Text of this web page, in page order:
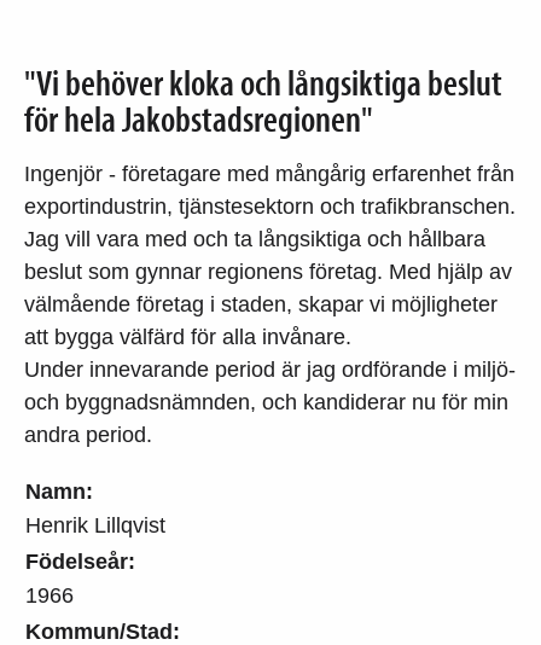
Namn:
Henrik Lillqvist
Födelseår:
1966
Kommun/Stad:
"Vi behöver kloka och långsiktiga beslut
för hela Jakobstadsregionen"
Ingenjör - företagare med mångårig erfarenhet från
exportindustrin, tjänstesektorn och trafikbranschen.
Jag vill vara med och ta långsiktiga och hållbara
beslut som gynnar regionens företag. Med hjälp av
välmående företag i staden, skapar vi möjligheter
att bygga välfärd för alla invånare.
Under innevarande period är jag ordförande i miljö-
och byggnadsnämnden, och kandiderar nu för min
andra period.